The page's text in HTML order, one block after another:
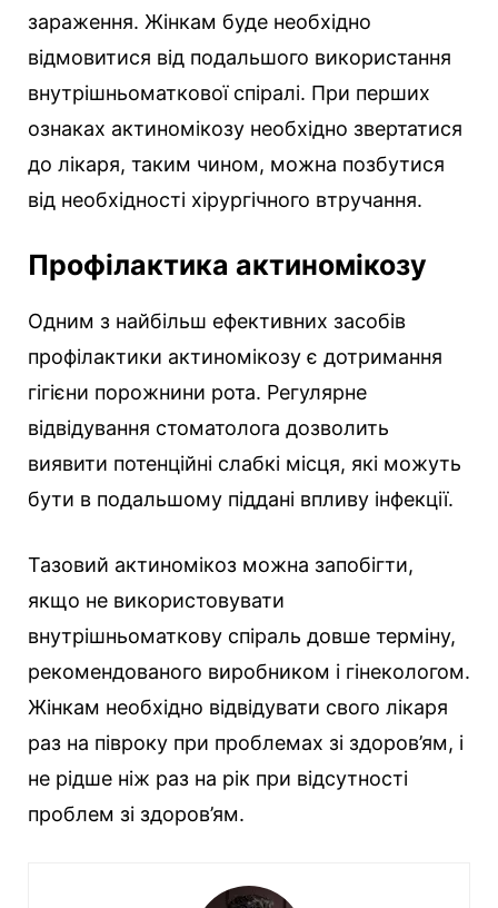
зараження. Жінкам буде необхідно
відмовитися від подальшого використання
внутрішньоматкової спіралі. При перших
ознаках актиномікозу необхідно звертатися
до лікаря, таким чином, можна позбутися
від необхідності хірургічного втручання.
Профілактика актиномікозу
Одним з найбільш ефективних засобів
профілактики актиномікозу є дотримання
гігієни порожнини рота. Регулярне
відвідування стоматолога дозволить
виявити потенційні слабкі місця, які можуть
бути в подальшому піддані впливу інфекції.
Тазовий актиномікоз можна запобігти,
якщо не використовувати
внутрішньоматкову спіраль довше терміну,
рекомендованого виробником і гінекологом.
Жінкам необхідно відвідувати свого лікаря
раз на півроку при проблемах зі здоров’ям, і
не рідше ніж раз на рік при відсутності
проблем зі здоров’ям.